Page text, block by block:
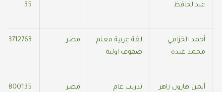
عبدالحافظ
35
أحمد الخزامي
محمد عبده
لغة عربية معلم
صفوف اولية
مصر
أيمن هارون زاهر تدريب عام مصر